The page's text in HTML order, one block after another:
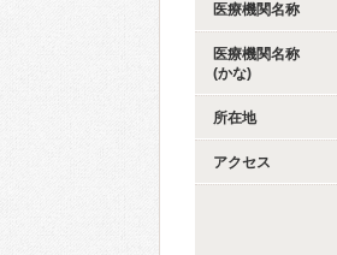
医療機関名称
医療機関名称
(かな)
所在地
アクセス